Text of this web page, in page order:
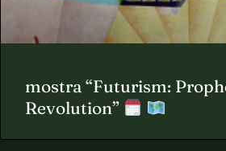
mostra “Futurism:
Revolution”